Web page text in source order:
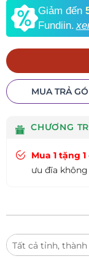
Giảm đến
Fundiin.
MUA TRẢ
CHƯƠNG
Mua 1 tặng 1
ưu đĩa không
Tất cả tỉnh, thành